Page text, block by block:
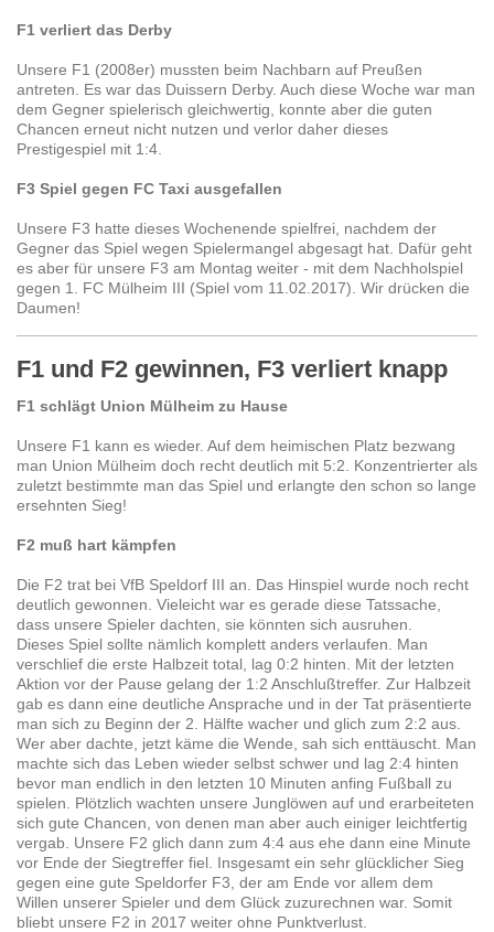
F1 verliert das Derby
Unsere F1 (2008er) mussten beim Nachbarn auf Preußen
antreten. Es war das Duissern Derby. Auch diese Woche war man
dem Gegner spielerisch gleichwertig, konnte aber die guten
Chancen erneut nicht nutzen und verlor daher dieses
Prestigespiel mit 1:4.
F3 Spiel gegen FC Taxi ausgefallen
Unsere F3 hatte dieses Wochenende spielfrei, nachdem der
Gegner das Spiel wegen Spielermangel abgesagt hat. Dafür geht
es aber für unsere F3 am Montag weiter - mit dem Nachholspiel
gegen 1. FC Mülheim III (Spiel vom 11.02.2017). Wir drücken die
Daumen!
F1 und F2 gewinnen, F3 verliert knapp
F1 schlägt Union Mülheim zu Hause
Unsere F1 kann es wieder. Auf dem heimischen Platz bezwang
man Union Mülheim doch recht deutlich mit 5:2. Konzentrierter als
zuletzt bestimmte man das Spiel und erlangte den schon so lange
ersehnten Sieg!
F2 muß hart kämpfen
Die F2 trat bei VfB Speldorf III an. Das Hinspiel wurde noch recht
deutlich gewonnen. Vieleicht war es gerade diese Tatssache,
dass unsere Spieler dachten, sie könnten sich ausruhen.
Dieses Spiel sollte nämlich komplett anders verlaufen. Man
verschlief die erste Halbzeit total, lag 0:2 hinten. Mit der letzten
Aktion vor der Pause gelang der 1:2 Anschlußtreffer. Zur Halbzeit
gab es dann eine deutliche Ansprache und in der Tat präsentierte
man sich zu Beginn der 2. Hälfte wacher und glich zum 2:2 aus.
Wer aber dachte, jetzt käme die Wende, sah sich enttäuscht. Man
machte sich das Leben wieder selbst schwer und lag 2:4 hinten
bevor man endlich in den letzten 10 Minuten anfing Fußball zu
spielen. Plötzlich wachten unsere Junglöwen auf und erarbeiteten
sich gute Chancen, von denen man aber auch einiger leichtfertig
vergab. Unsere F2 glich dann zum 4:4 aus ehe dann eine Minute
vor Ende der Siegtreffer fiel. Insgesamt ein sehr glücklicher Sieg
gegen eine gute Speldorfer F3, der am Ende vor allem dem
Willen unserer Spieler und dem Glück zuzurechnen war. Somit
bliebt unsere F2 in 2017 weiter ohne Punktverlust.